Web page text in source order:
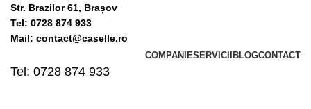
Str. Brazilor 61, Brașov
Tel: 0728 874 933
Mail: contact@caselle.ro
COMPANIESERVICII BLOGCONTACT
Tel: 0728 874 933